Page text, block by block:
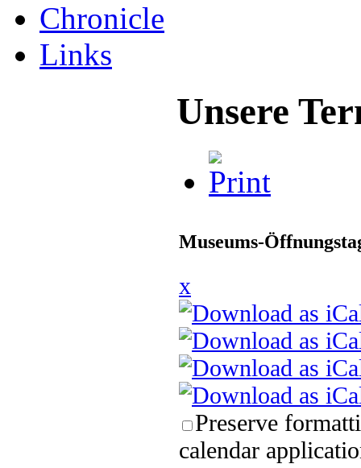
Chronicle
Links
Unsere
Museums-
x
Preserve
calendar